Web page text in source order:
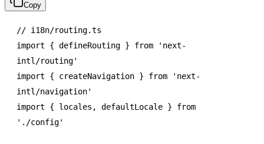
Copy
// i18n/routing.ts
import { defineRouting } from 'next-
intl/routing'
import { createNavigation } from 'next-
intl/navigation'
import { locales , defaultLocale } from
'./config'